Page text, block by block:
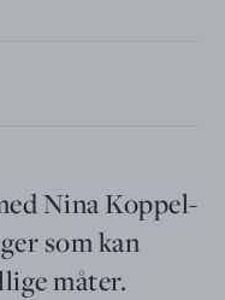
Nina Koppel-
som kan
måter.